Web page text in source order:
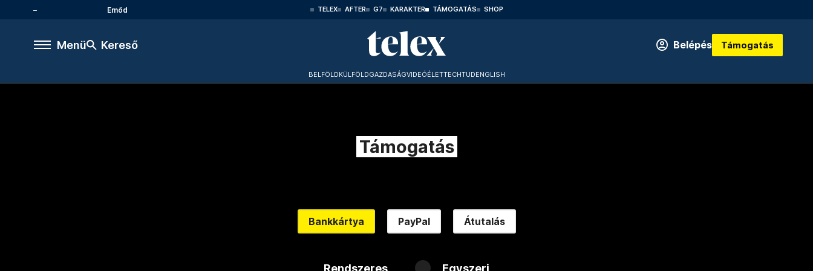
Emőd TELEX AFTER G7 KARAKTER TÁMOGATÁS SHOP
Menü Kereső Belépés Támogatás
BELFÖLDKÜLFÖLDGAZDASÁGVIDEÓÉLETTECHTUDENGLISH
Támogatás
Bankkártya PayPal Átutalás
Rendszeres Egyszeri